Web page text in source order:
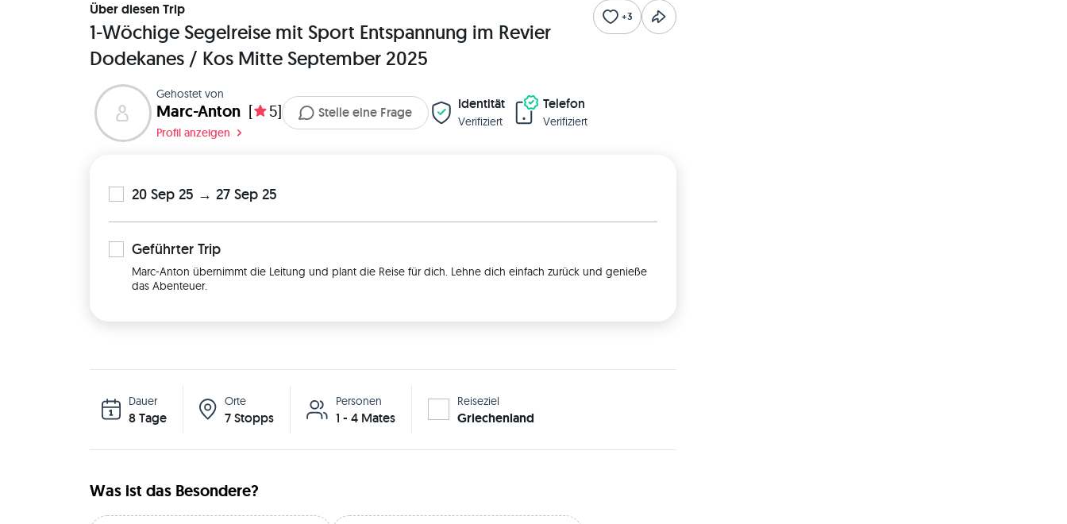
Über diesen Trip
1-Wöchige Segelreise mit Sport Entspannung im Revier
Dodekanes / Kos Mitte September 2025
+3
Gehostet von
Marc-Anton [ 5]
Profil anzeigen
Stelle eine Frage
Identität
Verifiziert
Telefon
Verifiziert
20 Sep 25 → 27 Sep 25
Geführter Trip
Marc-Anton übernimmt die Leitung und plant die Reise für dich. Lehne dich einfach zurück und genieße
das Abenteuer.
Dauer
8 Tage
Orte
7 Stopps
Personen
1 - 4 Mates
Reiseziel
Griechenland
Was ist das Besondere?